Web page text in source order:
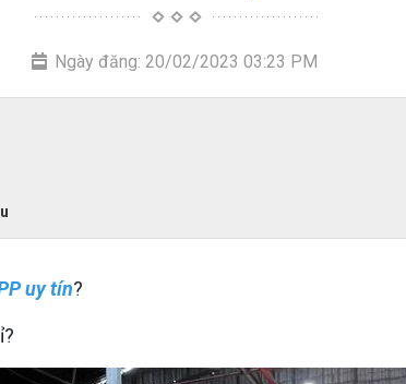
Ngày đăng: 20/02/2023 03:23 PM
uy tín?